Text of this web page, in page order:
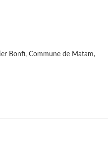
Bonfi, Commune de Matam,